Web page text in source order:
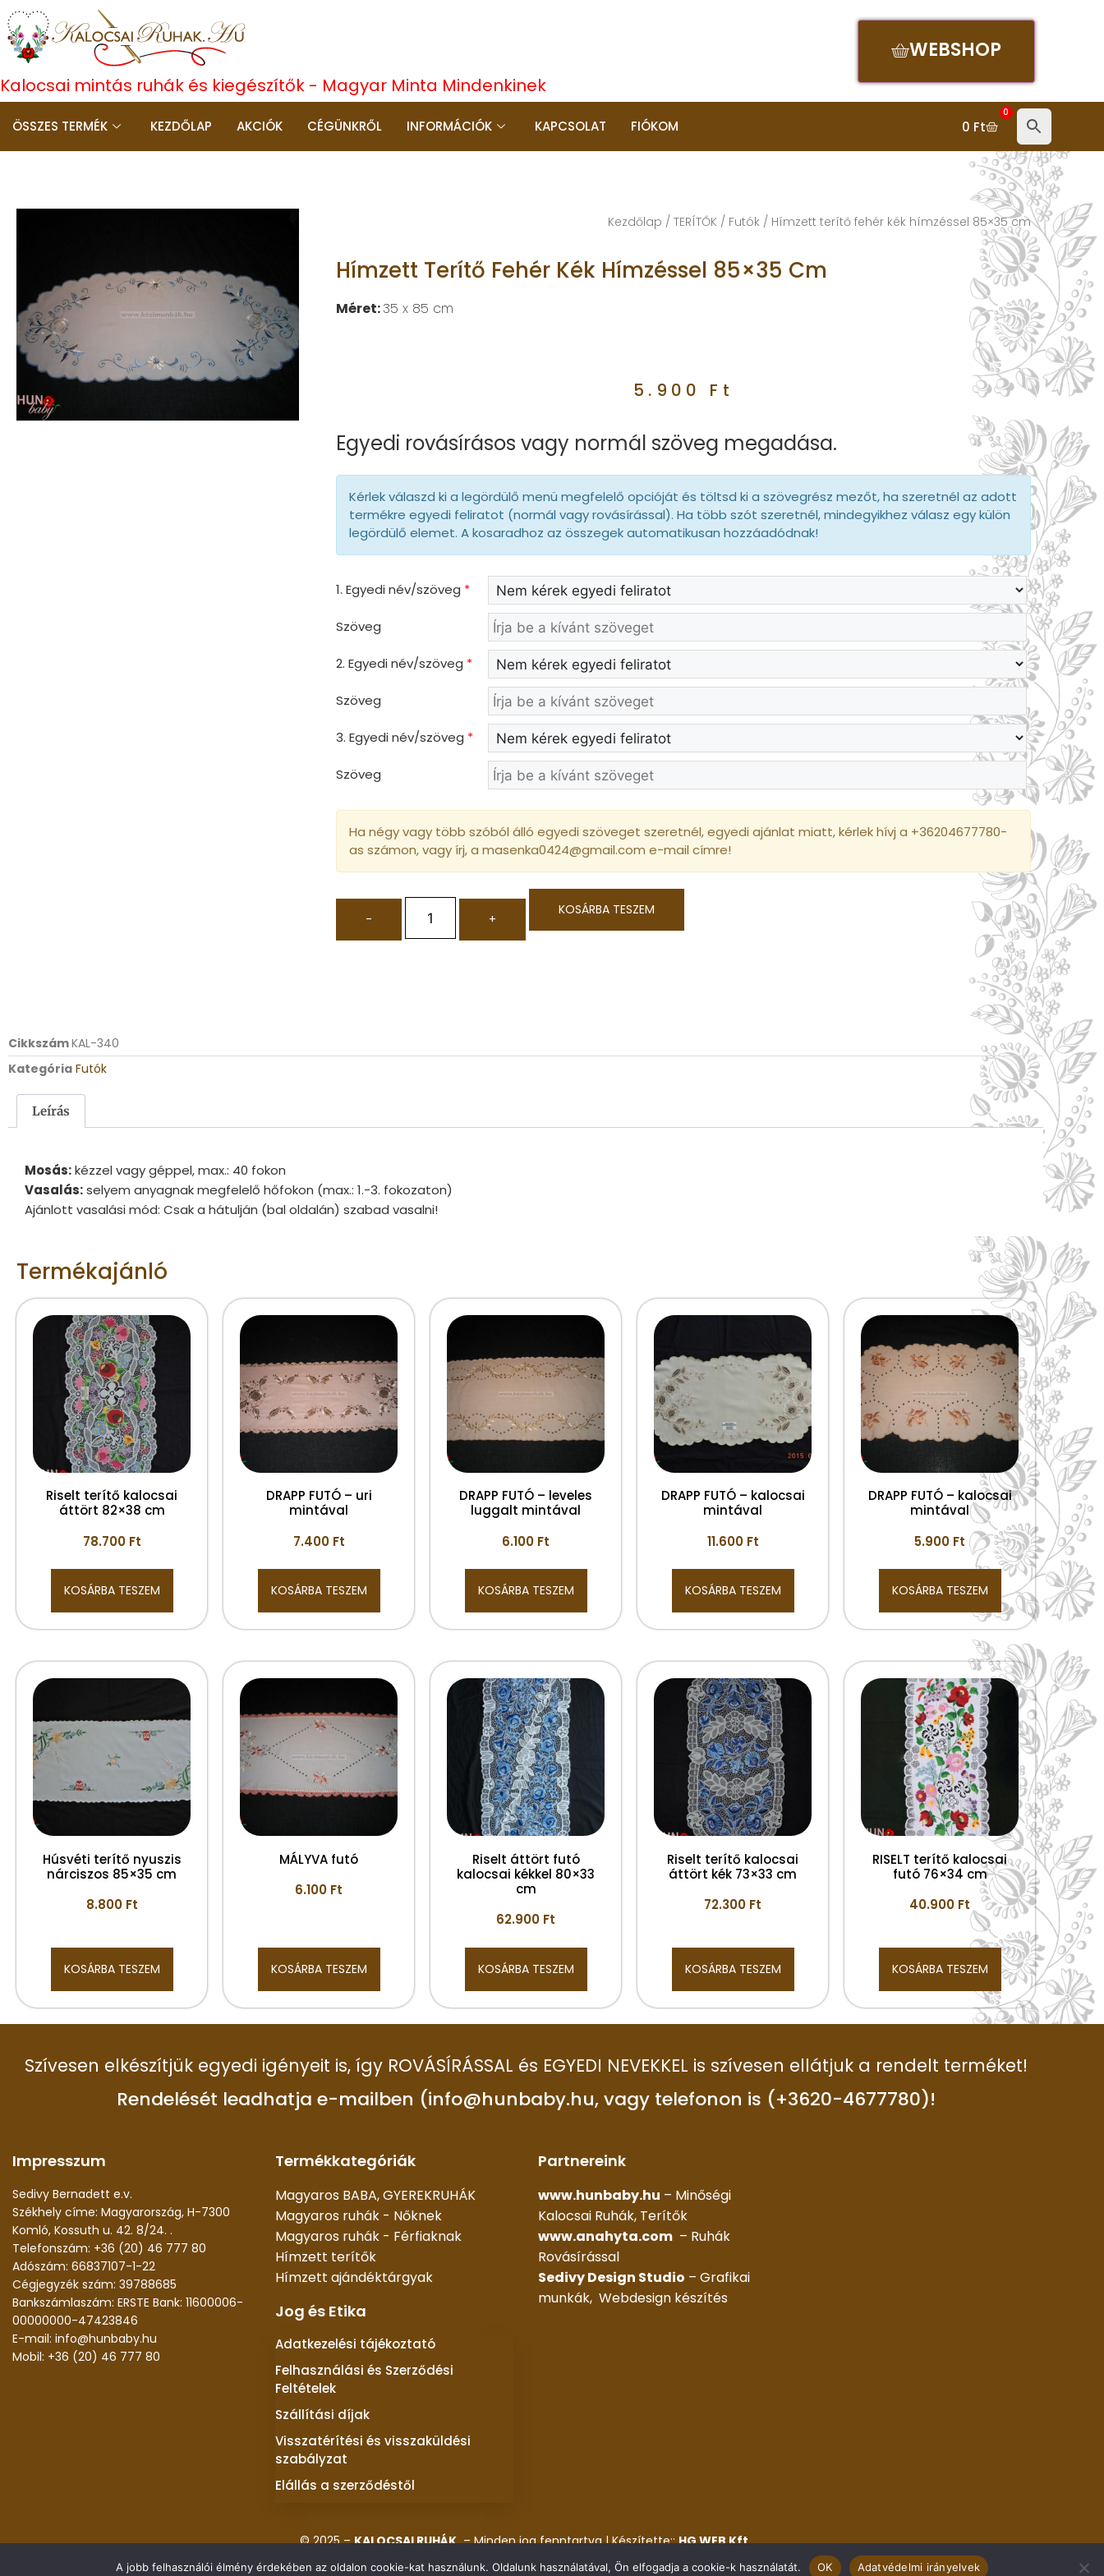
Kalocsai mintás ruhák és kiegészítők - Magyar Minta Mindenkinek
WEBSHOP
ÖSSZES TERMÉK KEZDŐLAP AKCIÓK CÉGÜNKRŐL INFORMÁCIÓK KAPCSOLAT FIÓKOM 0 Ft
0
Kezdőlap / TERÍTŐK / Futók / Hímzett terítő fehér kék hímzéssel 85×35 cm
Hímzett Terítő Fehér Kék Hímzéssel 85×35 Cm
Méret:35 x 85 cm
5.900 Ft
Egyedi rovásírásos vagy normál szöveg megadása.
Kérlek válaszd ki a legördülő menü megfelelő opcióját és töltsd ki a szövegrész mezőt, ha szeretnél az adott
termékre egyedi feliratot (normál vagy rovásírással). Ha több szót szeretnél, mindegyikhez válasz egy külön
legördülő elemet. A kosaradhoz az összegek automatikusan hozzáadódnak!
1. Egyedi név/szöveg *
Szöveg
2. Egyedi név/szöveg *
Szöveg
3. Egyedi név/szöveg *
Szöveg
Ha négy vagy több szóból álló egyedi szöveget szeretnél, egyedi ajánlat miatt, kérlek hívj a +36204677780-
as számon, vagy írj, a masenka0424@gmail.com e-mail címre!
- +
KOSÁRBA TESZEM
CikkszámKAL-340
Kategória Futók
Leírás
Mosás:kézzel vagy géppel, max.: 40 fokon
Vasalás:selyem anyagnak megfelelő hőfokon (max.: 1.-3. fokozaton)
Ajánlott vasalási mód: Csak a hátulján (bal oldalán) szabad vasalni!
Termékajánló
Riselt terítő kalocsai
áttört 82×38 cm
78.700 Ft
KOSÁRBA TESZEM
DRAPP FUTÓ – uri
mintával
7.400 Ft
KOSÁRBA TESZEM
DRAPP FUTÓ – leveles
luggalt mintával
6.100 Ft
KOSÁRBA TESZEM
DRAPP FUTÓ – kalocsai
mintával
11.600 Ft
KOSÁRBA TESZEM
DRAPP FUTÓ – kalocsai
mintával
5.900 Ft
KOSÁRBA TESZEM
Húsvéti terítő nyuszis
nárciszos 85×35 cm
8.800 Ft
KOSÁRBA TESZEM
MÁLYVA futó
6.100 Ft
KOSÁRBA TESZEM
Riselt áttört futó
kalocsai kékkel 80×33
cm
62.900 Ft
KOSÁRBA TESZEM
Riselt terítő kalocsai
áttört kék 73×33 cm
72.300 Ft
KOSÁRBA TESZEM
RISELT terítő kalocsai
futó 76×34 cm
40.900 Ft
KOSÁRBA TESZEM
Szívesen elkészítjük egyedi igényeit is, így ROVÁSÍRÁSSAL és EGYEDI NEVEKKEL is szívesen ellátjuk a rendelt terméket!
Rendelését leadhatja e-mailben (info@hunbaby.hu, vagy telefonon is (+3620-4677780)!
Impresszum
Sedivy Bernadett e.v.
Székhely címe: Magyarország, H-7300
Komló, Kossuth u. 42. 8/24. .
Telefonszám: +36 (20) 46 777 80
Adószám: 66837107-1-22
Cégjegyzék szám: 39788685
Bankszámlaszám: ERSTE Bank: 11600006-
00000000-47423846
E-mail: info@hunbaby.hu
Mobil: +36 (20) 46 777 80
Termékkategóriák
Magyaros BABA, GYEREKRUHÁK
Magyaros ruhák - Nőknek
Magyaros ruhák - Férfiaknak
Hímzett terítők
Hímzett ajándéktárgyak
Jog és Etika
Adatkezelési tájékoztató
Felhasználási és Szerződési
Feltételek
Szállítási díjak
Visszatérítési és visszaküldési
szabályzat
Elállás a szerződéstől
Partnereink
www.hunbaby.hu – Minőségi
Kalocsai Ruhák, Terítők
www.anahyta.com – Ruhák
Rovásírással
Sedivy Design Studio – Grafikai
munkák, Webdesign készítés
© 2025 –KALOCSAI RUHÁK– Minden jog fenntartva | Készítette::HG WEB Kft.
A jobb felhasználói élmény érdekében az oldalon cookie-kat használunk. Oldalunk használatával, Ön elfogadja a cookie-k használatát. OK Adatvédelmi irányelvek